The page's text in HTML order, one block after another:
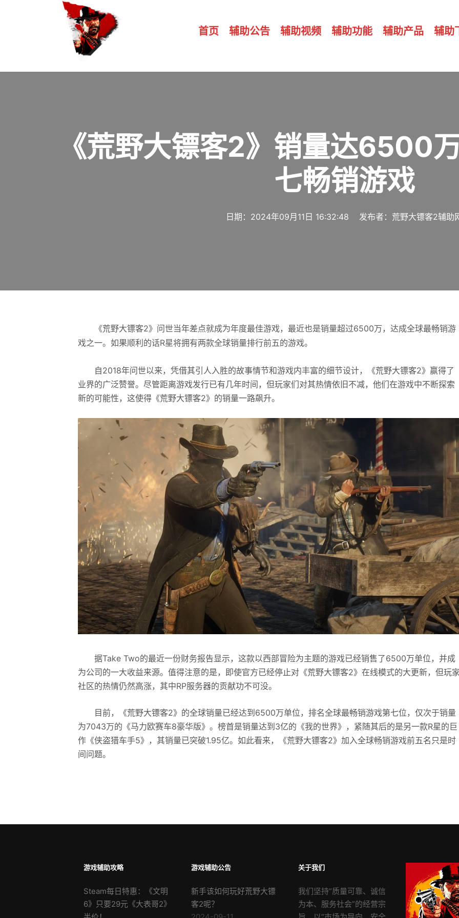
首页 辅助公告 辅助视频 辅助功能 辅助产品 辅助
《荒野大镖客2》销量达6500
七畅销游戏
日期：2024年09月11日 16:32:48 发布者：荒野大镖客2辅助
《荒野大镖客2》问世当年差点就成为年度最佳游戏，最近也是销量超过6500万，达成全球最畅销游
戏之一。如果顺利的话R星将拥有两款全球销量排行前五的游戏。
自2018年问世以来，凭借其引人入胜的故事情节和游戏内丰富的细节设计，《荒野大镖客2》赢得了
业界的广泛赞誉。尽管距离游戏发行已有几年时间，但玩家们对其热情依旧不减，他们在游戏中不断探索
新的可能性，这使得《荒野大镖客2》的销量一路飙升。
据Take Two的最近一份财务报告显示，这款以西部冒险为主题的游戏已经销售了6500万单位，并成
为公司的一大收益来源。值得注意的是，即使官方已经停止对《荒野大镖客2》在线模式的大更新，但玩
社区的热情仍然高涨，其中RP服务器的贡献功不可没。
目前，《荒野大镖客2》的全球销量已经达到6500万单位，排名全球最畅销游戏第七位，仅次于销量
为7043万的《马力欧赛车8豪华版》。榜首是销量达到3亿的《我的世界》，紧随其后的是另一款R星的巨
作《侠盗猎车手5》，其销量已突破1.95亿。如此看来，《荒野大镖客2》加入全球畅销游戏前五名只是时
间问题。
游戏辅助攻略
Steam每日特惠：《文明
6》只要29元《大表哥2》
游戏辅助公告
新手该如何玩好荒野大镖
客2呢？
关于我们
我们坚持”质量可靠、诚信
为本、服务社会”的经营宗